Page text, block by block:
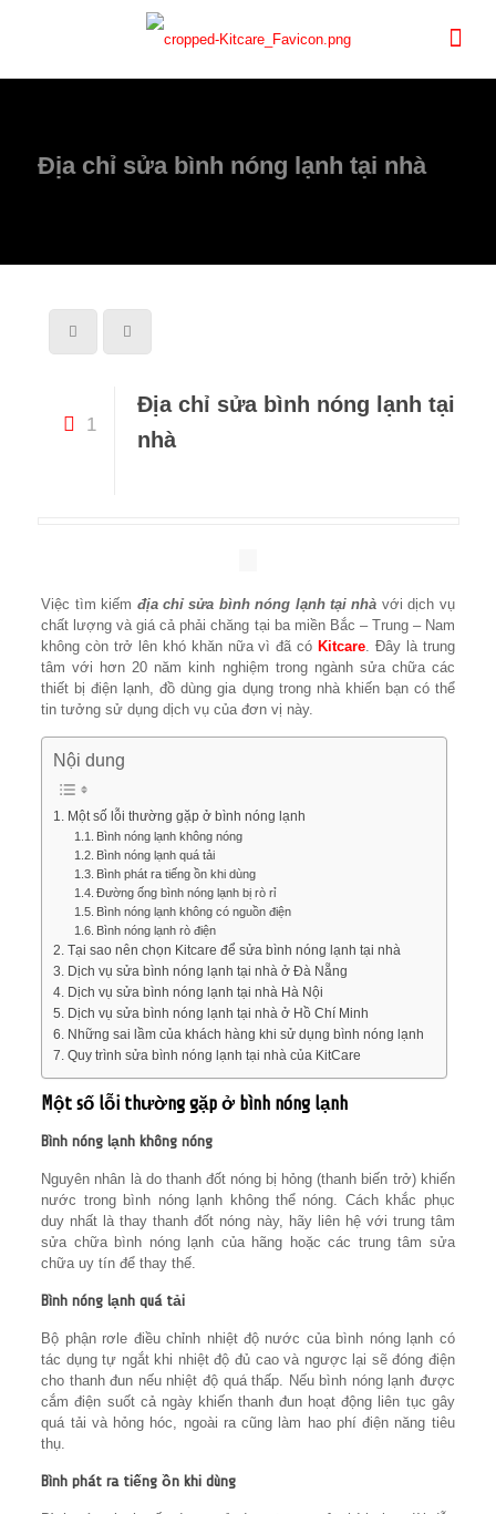
Địa chỉ sửa bình nóng lạnh tại nhà
1
Địa chỉ sửa bình nóng lạnh tại
nhà
Việc tìm kiếm địa chỉ sửa bình nóng lạnh tại nhà với dịch vụ
chất lượng và giá cả phải chăng tại ba miền Bắc – Trung – Nam
không còn trở lên khó khăn nữa vì đã có Kitcare. Đây là trung
tâm với hơn 20 năm kinh nghiệm trong ngành sửa chữa các
thiết bị điện lạnh, đồ dùng gia dụng trong nhà khiến bạn có thể
tin tưởng sử dụng dịch vụ của đơn vị này.
Nội dung
Một số lỗi thường gặp ở bình nóng lạnh
Bình nóng lạnh không nóng
Bình nóng lạnh quá tải
Bình phát ra tiếng ồn khi dùng
Đường ống bình nóng lạnh bị rò rỉ
Bình nóng lạnh không có nguồn điện
Bình nóng lạnh rò điện
Tại sao nên chọn Kitcare để sửa bình nóng lạnh tại nhà
Dịch vụ sửa bình nóng lạnh tại nhà ở Đà Nẵng
Dịch vụ sửa bình nóng lạnh tại nhà Hà Nội
Dịch vụ sửa bình nóng lạnh tại nhà ở Hồ Chí Minh
Những sai lầm của khách hàng khi sử dụng bình nóng lạnh
Quy trình sửa bình nóng lạnh tại nhà của KitCare
Một số lỗi thường gặp ở bình nóng lạnh
Bình nóng lạnh không nóng
Nguyên nhân là do thanh đốt nóng bị hỏng (thanh biến trở) khiến
nước trong bình nóng lạnh không thể nóng. Cách khắc phục
duy nhất là thay thanh đốt nóng này, hãy liên hệ với trung tâm
sửa chữa bình nóng lạnh của hãng hoặc các trung tâm sửa
chữa uy tín để thay thế.
Bình nóng lạnh quá tải
Bộ phận rơle điều chỉnh nhiệt độ nước của bình nóng lạnh có
tác dụng tự ngắt khi nhiệt độ đủ cao và ngược lại sẽ đóng điện
cho thanh đun nếu nhiệt độ quá thấp. Nếu bình nóng lạnh được
cắm điện suốt cả ngày khiến thanh đun hoạt động liên tục gây
quá tải và hỏng hóc, ngoài ra cũng làm hao phí điện năng tiêu
thụ.
Bình phát ra tiếng ồn khi dùng